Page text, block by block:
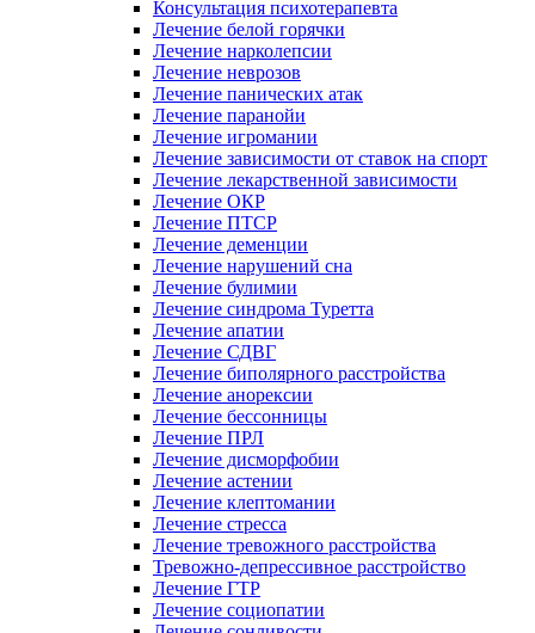
Консультация психотерапевта
Лечение белой горячки
Лечение нарколепсии
Лечение неврозов
Лечение панических атак
Лечение паранойи
Лечение игромании
Лечение зависимости от ставок на спорт
Лечение лекарственной зависимости
Лечение ОКР
Лечение ПТСР
Лечение деменции
Лечение нарушений сна
Лечение булимии
Лечение синдрома Туретта
Лечение апатии
Лечение СДВГ
Лечение биполярного расстройства
Лечение анорексии
Лечение бессонницы
Лечение ПРЛ
Лечение дисморфобии
Лечение астении
Лечение клептомании
Лечение стресса
Лечение тревожного расстройства
Тревожно-депрессивное расстройство
Лечение ГТР
Лечение социопатии